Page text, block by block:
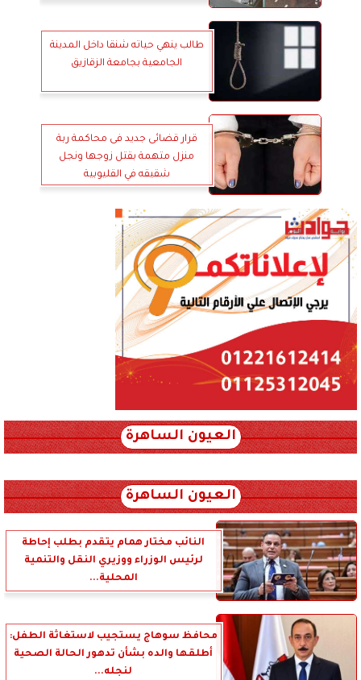
طالب ينهي حياته شنقا داخل المدينة
الجامعية بجامعة الزقازيق
قرار قضائى جديد فى محاكمة ربة
منزل متهمة بقتل زوجها ونجل
شقيقه في القليوبية
العيون الساهرة
العيون الساهرة
النائب مختار همام يتقدم بطلب إحاطة
لرئيس الوزراء ووزيري النقل والتنمية
المحلية...
محافظ سوهاج يستجيب لاستغاثة الطفل:
أطلقها والده بشأن تدهور الحالة الصحية
لنجله...